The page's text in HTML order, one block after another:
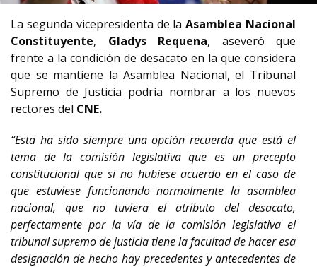
La segunda vicepresidenta de la Asamblea Nacional
Constituyente, Gladys Requena, aseveró que
frente a la condición de desacato en la que considera
que se mantiene la Asamblea Nacional, el Tribunal
Supremo de Justicia podría nombrar a los nuevos
rectores del CNE.
“Esta ha sido siempre una opción recuerda que está el
tema de la comisión legislativa que es un precepto
constitucional que si no hubiese acuerdo en el caso de
que estuviese funcionando normalmente la asamblea
nacional, que no tuviera el atributo del desacato,
perfectamente por la vía de la comisión legislativa el
tribunal supremo de justicia tiene la facultad de hacer esa
designación de hecho hay precedentes y antecedentes de